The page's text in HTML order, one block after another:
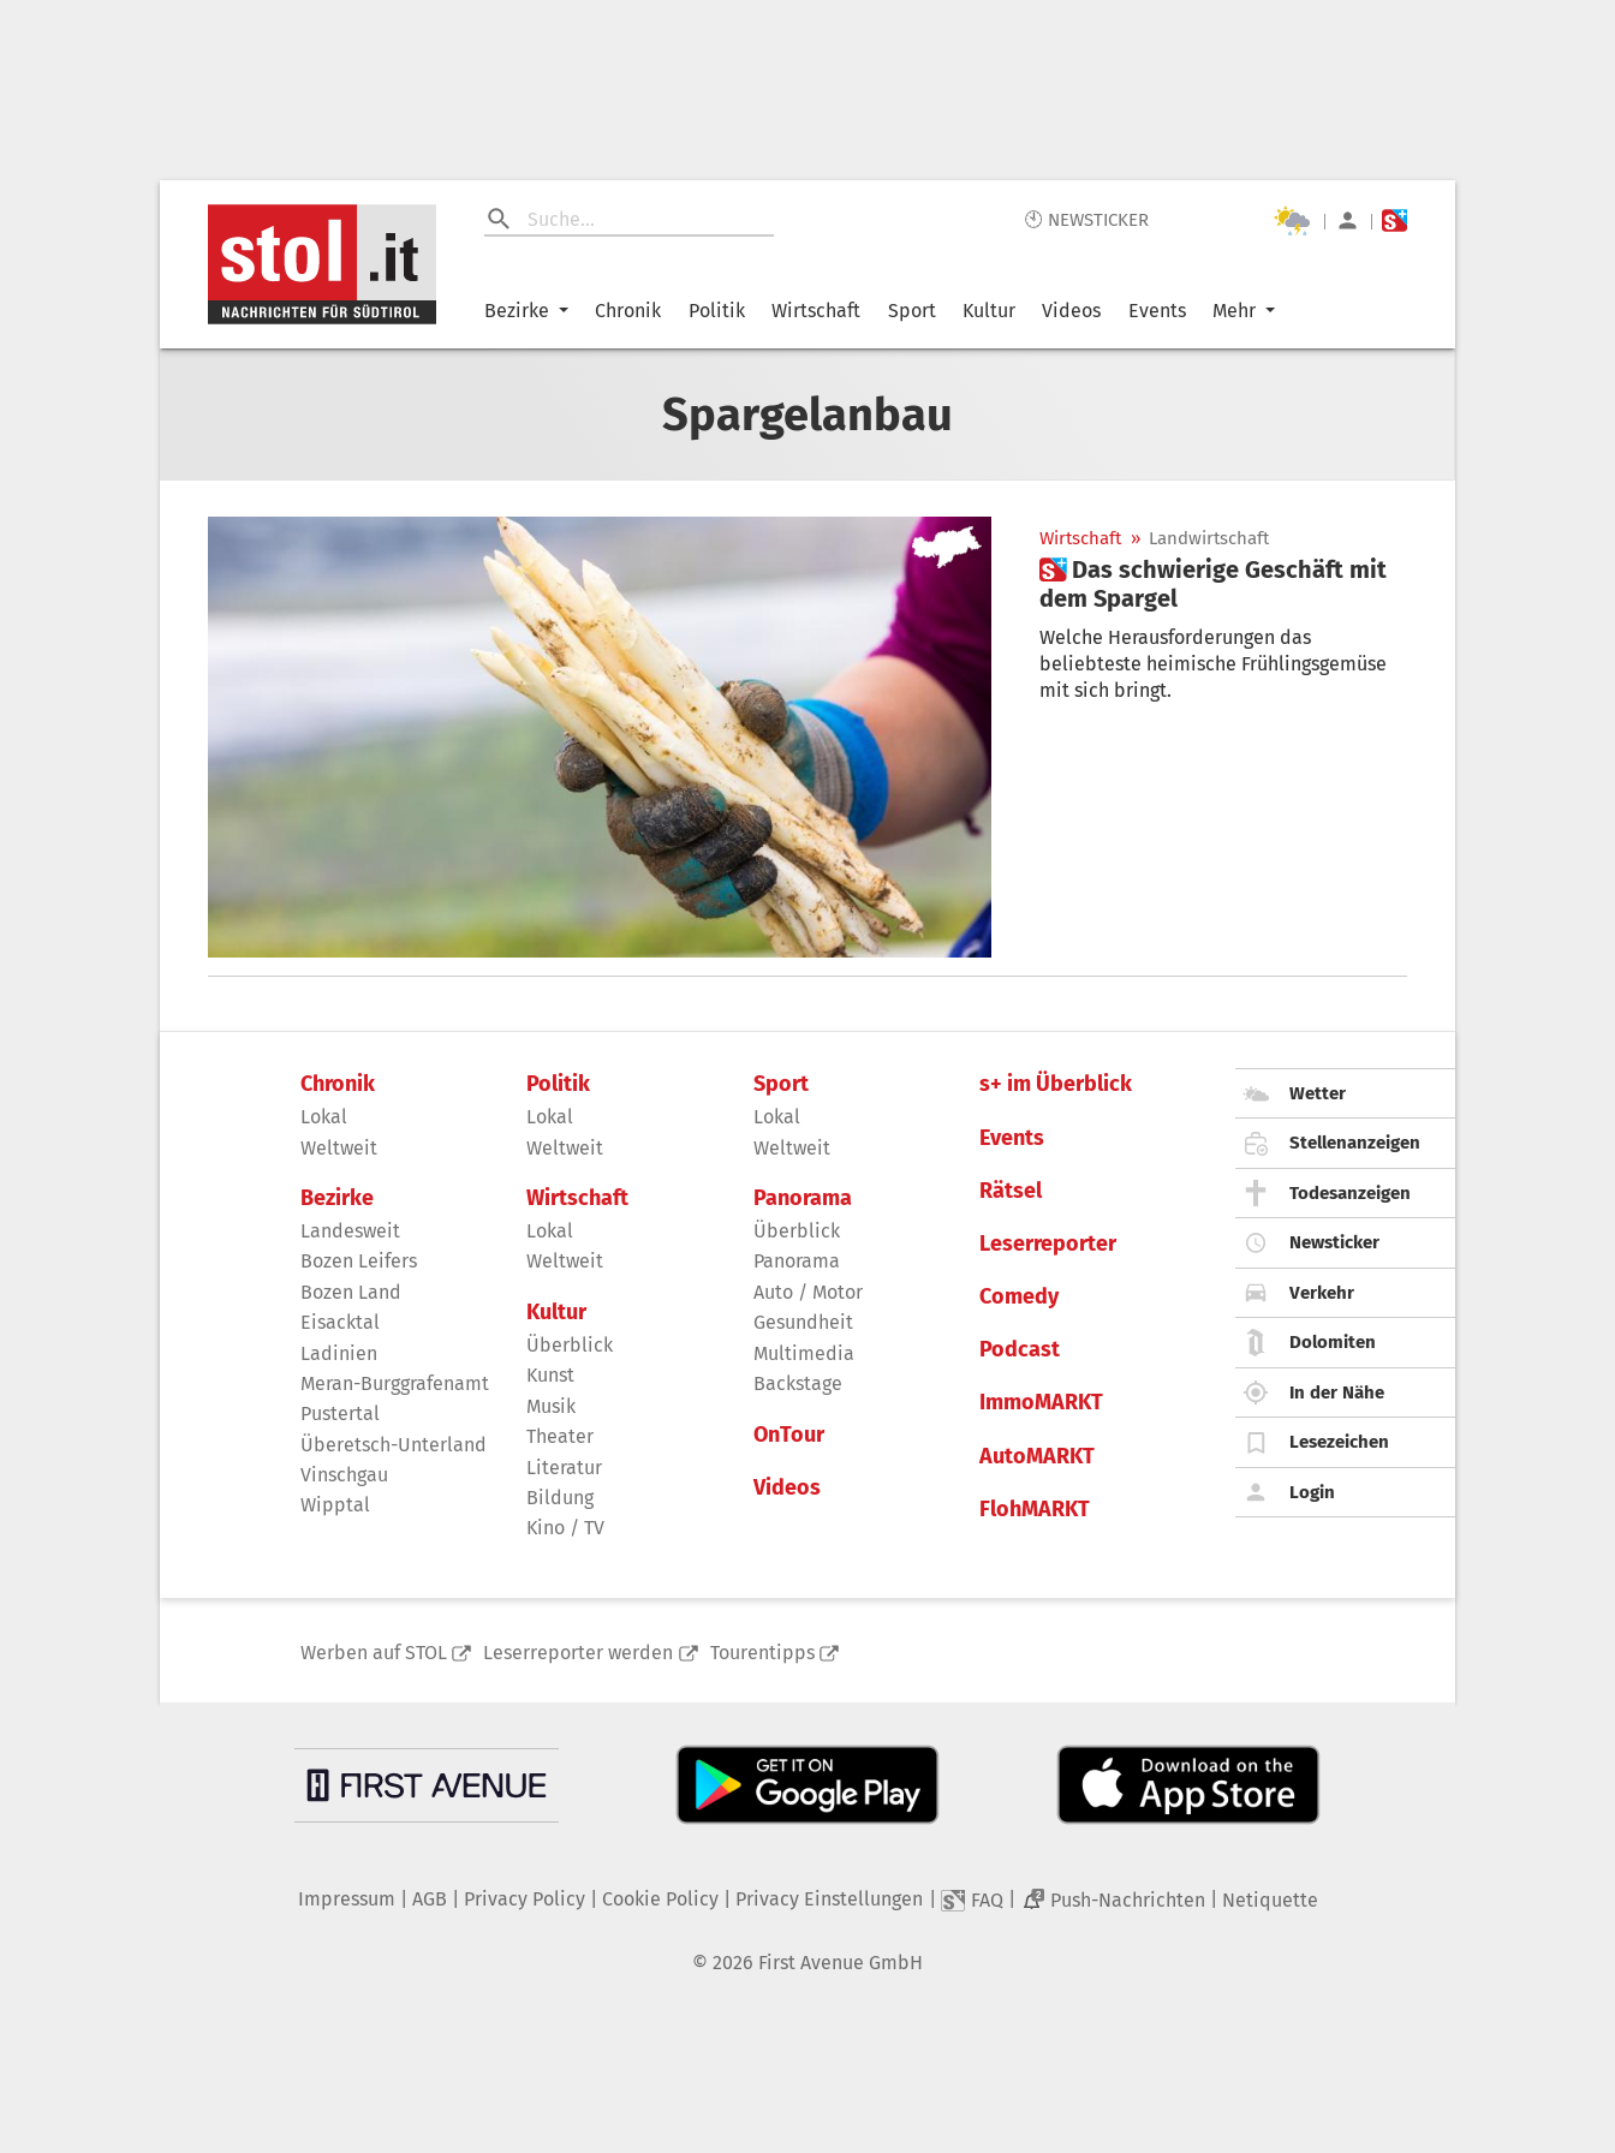
🕙 NEWSTICKER | |
Bezirke Chronik Politik Wirtschaft Sport Kultur Videos Events Mehr
Spargelanbau
Wirtschaft » Landwirtschaft
 Das schwierige Geschäft mit
dem Spargel
Welche Herausforderungen das
beliebteste heimische Frühlingsgemüse
mit sich bringt.
Chronik
Lokal
Weltweit
Bezirke
Landesweit
Bozen Leifers
Bozen Land
Eisacktal
Ladinien
Meran-Burggrafenamt
Pustertal
Überetsch-Unterland
Vinschgau
Wipptal
Politik
Lokal
Weltweit
Wirtschaft
Lokal
Weltweit
Kultur
Überblick
Kunst
Musik
Theater
Literatur
Bildung
Kino / TV
Sport
Lokal
Weltweit
Panorama
Überblick
Panorama
Auto / Motor
Gesundheit
Multimedia
Backstage
OnTour
Videos
s+ im Überblick
Events
Rätsel
Leserreporter
Comedy
Podcast
ImmoMARKT
AutoMARKT
FlohMARKT
Wetter
Stellenanzeigen
Todesanzeigen
Newsticker
Verkehr
Dolomiten
In der Nähe
Lesezeichen
Login
Werben auf STOL Leserreporter werden Tourentipps
Impressum AGB Privacy Policy| Cookie Policy| Privacy Einstellungen FAQ 2 Push-Nachrichten Netiquette
© 2026 First Avenue GmbH